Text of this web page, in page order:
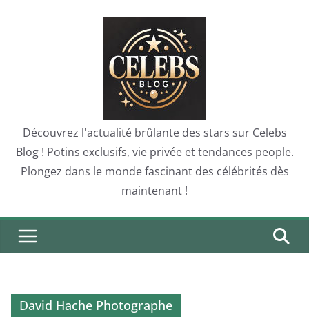
Découvrez l'actualité brûlante des stars sur Celebs
Blog ! Potins exclusifs, vie privée et tendances people.
Plongez dans le monde fascinant des célébrités dès
maintenant !
David Hache Photographe